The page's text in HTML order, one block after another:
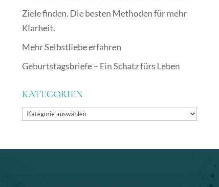
Ziele finden. Die besten Methoden für mehr
Klarheit.
Mehr Selbstliebe erfahren
Geburtstagsbriefe – Ein Schatz fürs Leben
KATEGORIEN
Kategorien